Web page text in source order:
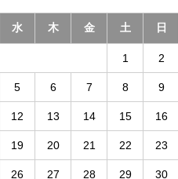
水 木 金 土 日
1 2
5 6 7 8 9
12 13 14 15 16
19 20 21 22 23
26 27 28 29 30